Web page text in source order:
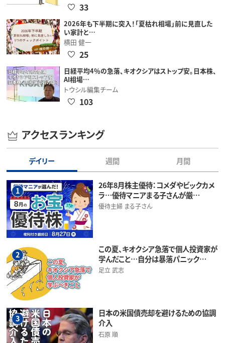
33
2026年も下半期に突入！「夏枯れ相場」前に見直した
い家計と…
横田 健一
25
日経平均4％の急落、キオクシアはストップ安。日本株、
AI相場…
トウシル編集チーム
103
アクセスランキング
デイリー 週間 月間
1
26年8月株主優待：コメダやビックカメ
ラ…優待マニアまる子さんが厳…
優待主婦 まる子さん
2
この夏、キオクシア急落で個人投資家が
学んだこと…自分は暴落パニック…
足立 武志
3
日本の米国債売却を避けるための協調
介入
石原 順